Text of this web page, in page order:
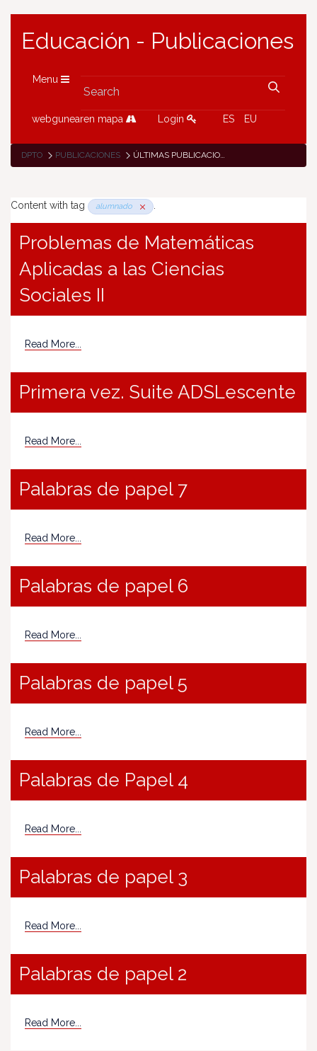
Educación - Publicaciones
Menu
webgunearen mapa Login ES EU
DPTO PUBLICACIONES ÚLTIMAS PUBLICACIONES
Content with tag alumnado .
Problemas de Matemáticas
Aplicadas a las Ciencias
Sociales II
Read More...
Primera vez. Suite ADSLescente
Read More...
Palabras de papel 7
Read More...
Palabras de papel 6
Read More...
Palabras de papel 5
Read More...
Palabras de Papel 4
Read More...
Palabras de papel 3
Read More...
Palabras de papel 2
Read More...